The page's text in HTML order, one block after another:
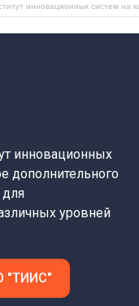
инновационных систем на
инновационных
дополнительного
для
уровней
"ТИИС"